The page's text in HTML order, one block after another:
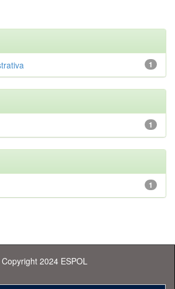
1
1
1
Copyright 2024 ESPOL